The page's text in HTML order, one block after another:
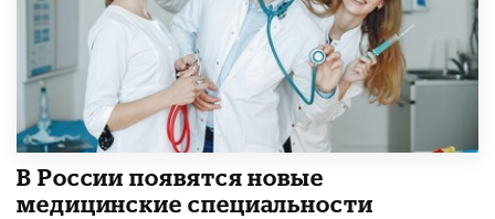
В России появятся новые
медицинские специальности